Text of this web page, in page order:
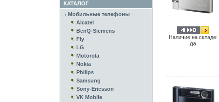
КАТАЛОГ
Мобильные телефоны
Alcatel
BenQ-Siemens
Fly
LG
Motorola
Nokia
Philips
Samsung
Sony-Ericsson
VK Mobile
Наличие на складе:
да